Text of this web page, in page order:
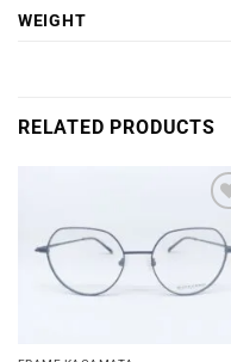
WEIGHT
RELATED PRODUCTS